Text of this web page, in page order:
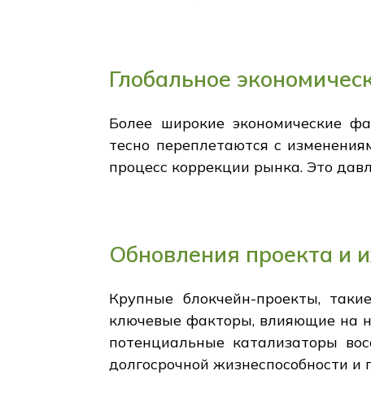
Глобальное
Более широкие экономические
тесно переплетаются с
процесс коррекции рынка. Это
Обновления проекта и
Крупные блокчейн-проекты,
ключевые факторы, влияющие на
потенциальные катализаторы
долгосрочной жизнеспособности и